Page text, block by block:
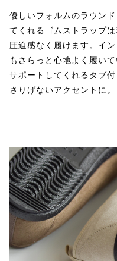
優しいフォルムのラウン
てくれるゴムストラップ
圧迫感なく履けます。イ
もさらっと心地よく履い
サポートしてくれるタブ
さりげないアクセントに。